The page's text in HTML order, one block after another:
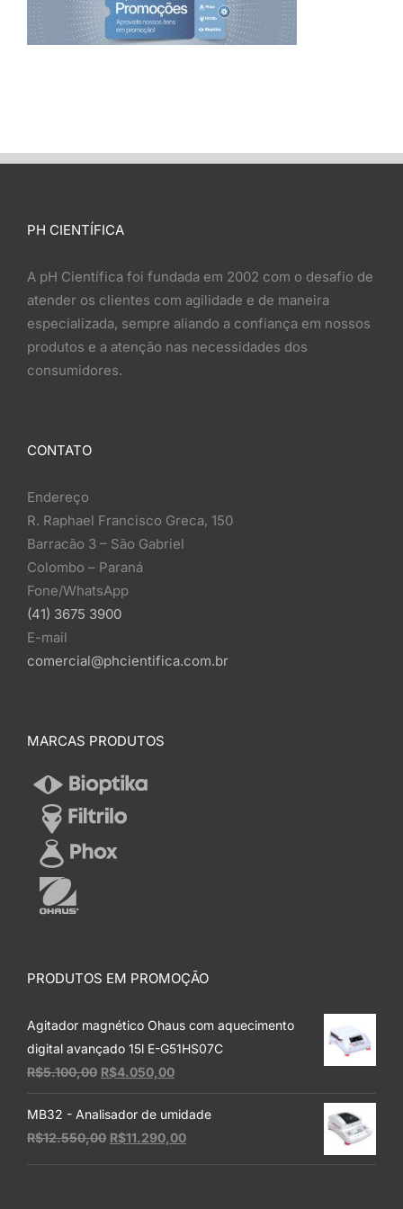
PH CIENTÍFICA
A pH Científica foi fundada em 2002 com o desafio de
atender os clientes com agilidade e de maneira
especializada, sempre aliando a confiança em nossos
produtos e a atenção nas necessidades dos
consumidores.
CONTATO
Endereço
R. Raphael Francisco Greca, 150
Barracão 3 – São Gabriel
Colombo – Paraná
Fone/WhatsApp
(41) 3675 3900
E-mail
comercial@phcientifica.com.br
MARCAS PRODUTOS
PRODUTOS EM PROMOÇÃO
Agitador magnético Ohaus com aquecimento
digital avançado 15l E-G51HS07C
R$5.100,00 O
preço
original
era:
R$5.100,00.
R$4.050,00O
preço
atual
é:
R$4.050,00.
MB32 - Analisador de umidade
R$12.550,00 O
R$11.290,00O